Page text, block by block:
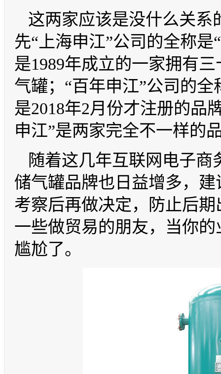
这两家应该是没什么关系
先“上海申江”公司的全称
是1989年成立的一家拥有
气罐；“百年申江”公司的
是2018年2月份才注册的品
申江”是两家完全不一样的
随着这几年互联网电子
储气罐品牌也日益增多，
考察后再做决定，防止后
一些做贸易的朋友，当你
尴尬了。